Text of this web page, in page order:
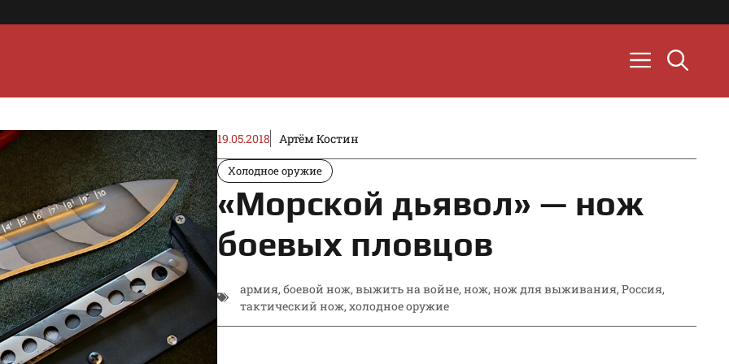
19.05.2018 Артём Костин
Холодное оружие
«Морской дьявол» — нож
боевых пловцов
армия, боевой нож, выжить на войне, нож, нож для выживания, Россия,
тактический нож, холодное оружие